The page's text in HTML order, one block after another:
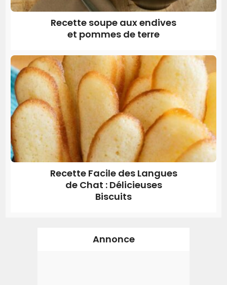
Recette soupe aux endives
et pommes de terre
Recette Facile des Langues
de Chat : Délicieuses
Biscuits
Annonce